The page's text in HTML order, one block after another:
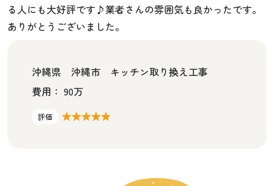
る人にも大好評です♪業者さんの雰囲気も良かったです。
ありがとうございました。
沖縄県 沖縄市 キッチン取り換え工事
費用： 90万
評価 ★★★★★